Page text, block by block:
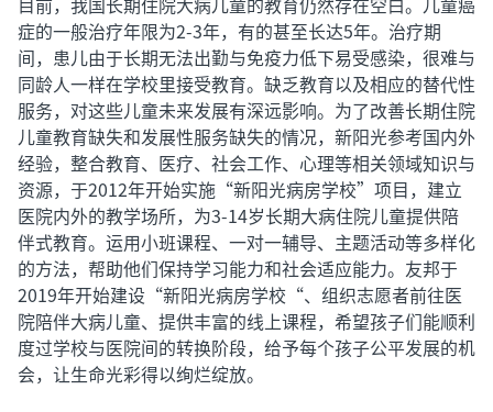
症的一般治疗年限为2-3年，有的甚至长达5年。治疗期
间，患儿由于长期无法出勤与免疫力低下易受感染，很难与
同龄人一样在学校里接受教育。缺乏教育以及相应的替代性
服务，对这些儿童未来发展有深远影响。为了改善长期住院
儿童教育缺失和发展性服务缺失的情况，新阳光参考国内外
经验，整合教育、医疗、社会工作、心理等相关领域知识与
资源，于2012年开始实施“新阳光病房学校”项目，建立
医院内外的教学场所，为3-14岁长期大病住院儿童提供陪
伴式教育。运用小班课程、一对一辅导、主题活动等多样化
的方法，帮助他们保持学习能力和社会适应能力。友邦于
2019年开始建设“新阳光病房学校“、组织志愿者前往医
院陪伴大病儿童、提供丰富的线上课程，希望孩子们能顺利
度过学校与医院间的转换阶段，给予每个孩子公平发展的机
会，让生命光彩得以绚烂绽放。